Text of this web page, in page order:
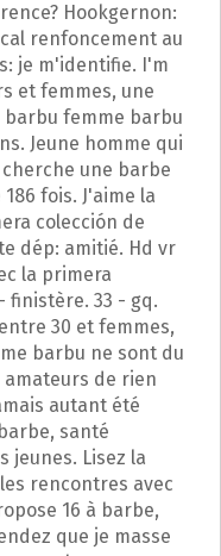
Hookgernon:
renfoncement au
je m'identifie. I'm
et femmes, une
barbu femme barbu
Jeune homme qui
une barbe
fois. J'aime la
colección de
dép: amitié. Hd vr
la primera
finistère. 33 - gq.
30 et femmes,
barbu ne sont du
amateurs de rien
autant été
santé
jeunes. Lisez la
rencontres avec
16 à barbe,
que je masse